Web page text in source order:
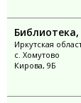
Иркутская
с. Хомутово
Кирова, 9Б